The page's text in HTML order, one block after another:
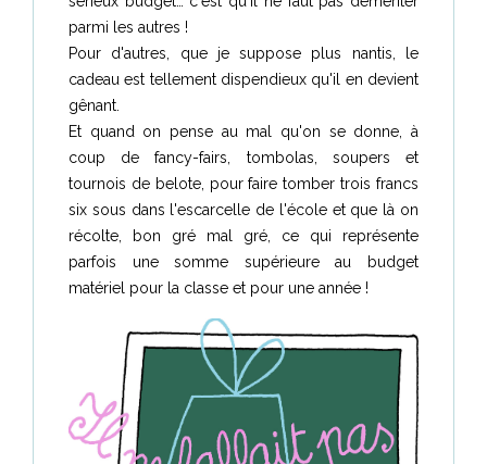
parmi les autres !
Pour d'autres, que je suppose plus nantis, le
cadeau est tellement dispendieux qu'il en devient
gênant.
Et quand on pense au mal qu'on se donne, à
coup de fancy-fairs, tombolas, soupers et
tournois de belote, pour faire tomber trois francs
six sous dans l'escarcelle de l'école et que là on
récolte, bon gré mal gré, ce qui représente
parfois une somme supérieure au budget
matériel pour la classe et pour une année !